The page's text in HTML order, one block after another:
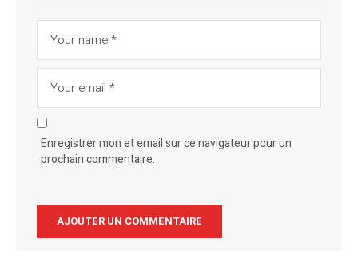
Enregistrer mon et email sur ce navigateur pour un
prochain commentaire.